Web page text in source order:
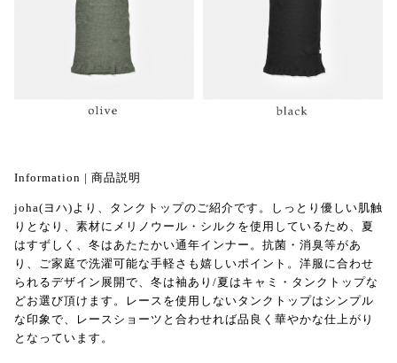
Information | 商品説明
joha(ヨハ)より、タンクトップのご紹介です。しっとり優しい肌触
りとなり、素材にメリノウール・シルクを使用しているため、夏
はすずしく、冬はあたたかい通年インナー。抗菌・消臭等があ
り、ご家庭で洗濯可能な手軽さも嬉しいポイント。洋服に合わせ
られるデザイン展開で、冬は袖あり/夏はキャミ・タンクトップな
どお選び頂けます。レースを使用しないタンクトップはシンプル
な印象で、レースショーツと合わせれば品良く華やかな仕上がり
となっています。